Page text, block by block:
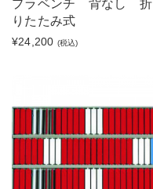
プラベンチ 背なし 折
りたたみ式
¥24,200 (税込)